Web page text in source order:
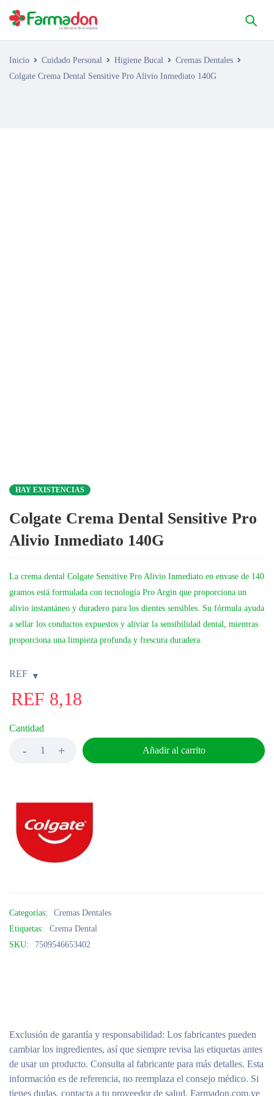
Inicio Cuidado Personal Higiene Bucal
Cremas Dentales
Colgate Crema Dental Sensitive Pro Alivio Inmediato 140G
HAY EXISTENCIAS
Colgate Crema Dental Sensitive Pro
Alivio Inmediato 140G
La crema dental Colgate Sensitive Pro Alivio Inmediato en envase de 140
gramos está formulada con tecnología Pro Argin que proporciona un
alivio instantáneo y duradero para los dientes sensibles. Su fórmula ayuda
a sellar los conductos expuestos y aliviar la sensibilidad dental, mientras
proporciona una limpieza profunda y frescura duradera.
REF
REF 8,18
Cantidad
Añadir al carrito
Categorías:
Cremas Dentales
Etiquetas:
Crema Dental
SKU:
7509546653402
Exclusión de garantía y responsabilidad: Los fabricantes pueden
cambiar los ingredientes, así que siempre revisa las etiquetas antes
de usar un producto. Consulta al fabricante para más detalles. Esta
información es de referencia, no reemplaza el consejo médico. Si
tienes dudas, contacta a tu proveedor de salud. Farmadon.com.ve